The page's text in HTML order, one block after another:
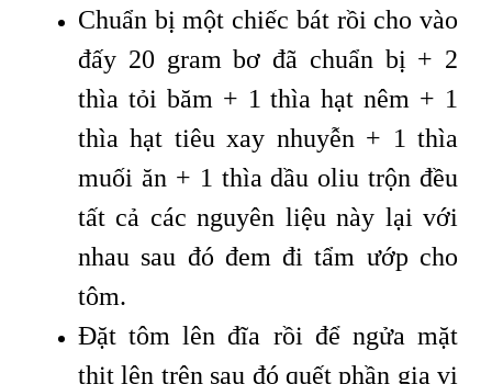
Chuẩn bị một chiếc bát rồi cho vào
đấy 20 gram bơ đã chuẩn bị + 2
thìa tỏi băm + 1 thìa hạt nêm + 1
thìa hạt tiêu xay nhuyễn + 1 thìa
muối ăn + 1 thìa dầu oliu trộn đều
tất cả các nguyên liệu này lại với
nhau sau đó đem đi tẩm ướp cho
tôm.
Đặt tôm lên đĩa rồi để ngửa mặt
thịt lên trên sau đó quết phần gia vị